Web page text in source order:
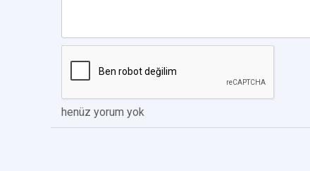
henüz yorum yok